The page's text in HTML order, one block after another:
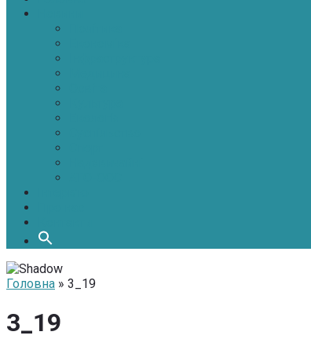
Головна » 3_19
3_19